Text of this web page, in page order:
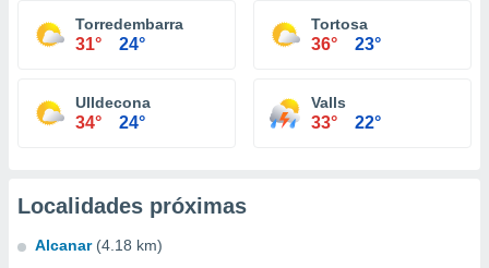
Torredembarra
31° 24°
Tortosa
36° 23°
Ulldecona
34° 24°
Valls
33° 22°
Localidades próximas
Alcanar (4.18 km)